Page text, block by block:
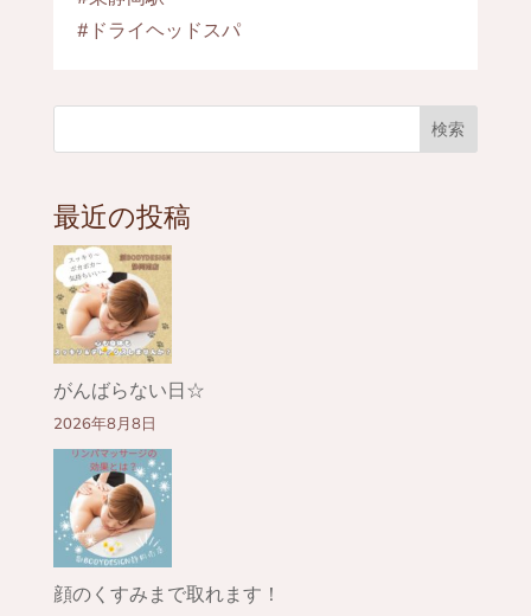
#ドライヘッドスパ
検索
最近の投稿
がんばらない日☆
2026年8月8日
顔のくすみまで取れます！